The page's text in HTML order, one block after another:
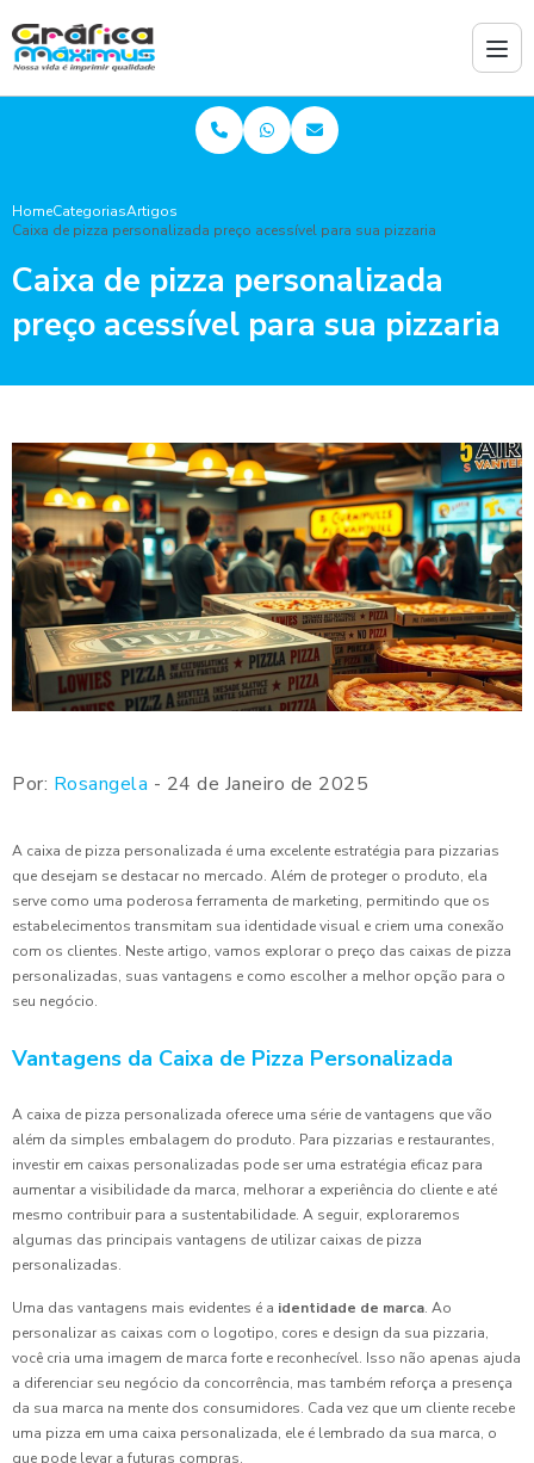
HomeCategoriasArtigos
Caixa de pizza personalizada preço acessível para sua pizzaria
Caixa de pizza personalizada
preço acessível para sua pizzaria
Por: Rosangela - 24 de Janeiro de 2025
A caixa de pizza personalizada é uma excelente estratégia para pizzarias
que desejam se destacar no mercado. Além de proteger o produto, ela
serve como uma poderosa ferramenta de marketing, permitindo que os
estabelecimentos transmitam sua identidade visual e criem uma conexão
com os clientes. Neste artigo, vamos explorar o preço das caixas de pizza
personalizadas, suas vantagens e como escolher a melhor opção para o
seu negócio.
Vantagens da Caixa de Pizza Personalizada
A caixa de pizza personalizada oferece uma série de vantagens que vão
além da simples embalagem do produto. Para pizzarias e restaurantes,
investir em caixas personalizadas pode ser uma estratégia eficaz para
aumentar a visibilidade da marca, melhorar a experiência do cliente e até
mesmo contribuir para a sustentabilidade. A seguir, exploraremos
algumas das principais vantagens de utilizar caixas de pizza
personalizadas.
Uma das vantagens mais evidentes é a identidade de marca. Ao
personalizar as caixas com o logotipo, cores e design da sua pizzaria,
você cria uma imagem de marca forte e reconhecível. Isso não apenas ajuda
a diferenciar seu negócio da concorrência, mas também reforça a presença
da sua marca na mente dos consumidores. Cada vez que um cliente recebe
uma pizza em uma caixa personalizada, ele é lembrado da sua marca, o
que pode levar a futuras compras.